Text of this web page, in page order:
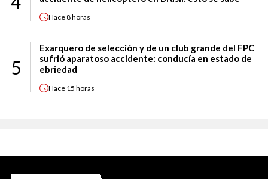
Hace8 horas
5
Exarquero de selección y de un club grande del FPC
sufrió aparatoso accidente: conducía en estado de
ebriedad
Hace 15 horas